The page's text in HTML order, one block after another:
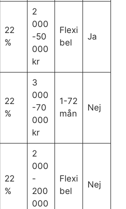
22
%
2
000
-50
000
kr
Flexi
bel
Ja
22
%
3
000
-70
000
kr
1-72
mån
Nej
22
%
2
000
-
200
000
Flexi
bel
Nej